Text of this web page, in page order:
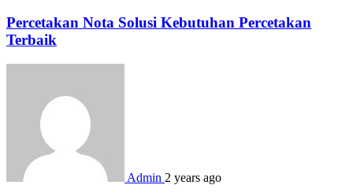
Percetakan Nota Solusi Kebutuhan Percetakan
Terbaik
Admin 2 years ago